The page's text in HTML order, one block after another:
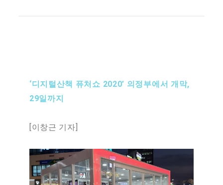
‘디지털산책 퓨처쇼 2020’ 의정부에서 개막,
29일까지
[이창근 기자]